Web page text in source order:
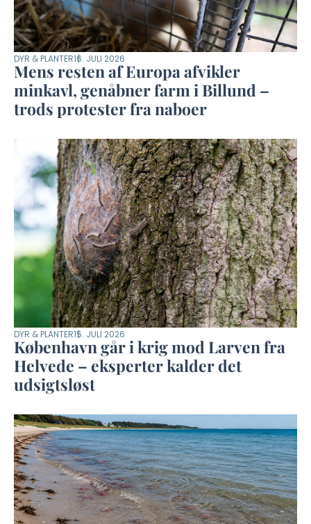
DYR & PLANTER16. JULI 2026
Mens resten af Europa afvikler
minkavl, genåbner farm i Billund –
trods protester fra naboer
DYR & PLANTER15. JULI 2026
København går i krig mod Larven fra
Helvede – eksperter kalder det
udsigtsløst